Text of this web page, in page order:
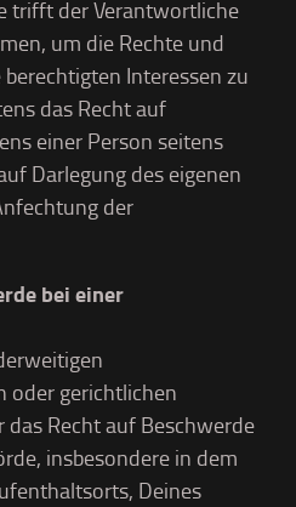
trifft der Verantwortliche
um die Rechte und
Interessen zu
das Recht auf
einer Person seitens
Darlegung des eigenen
der
bei einer
oder gerichtlichen
Recht auf Beschwerde
insbesondere in dem
Deines